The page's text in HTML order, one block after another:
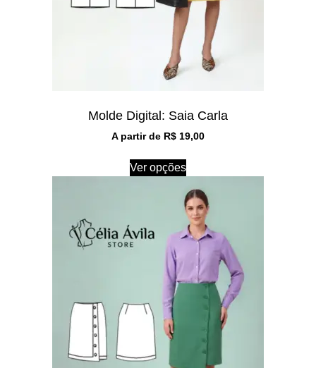
Molde Digital: Saia Carla
A partir de R$ 19,00
Ver opções